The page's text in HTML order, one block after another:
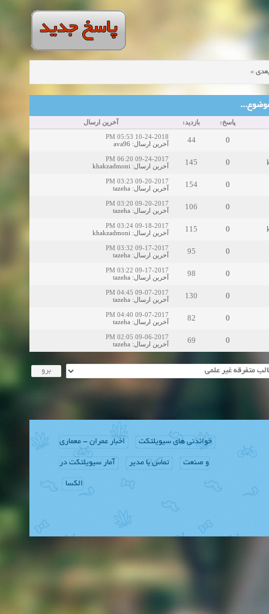
»
پاسخ: بازدید: آخرین ارسال
0
44
10-24-2018 05:53 PM
آخرین ارسال:
ava96
0
145
09-24-2017 06:20 PM
آخرین ارسال:
khakzadmoni
0
154
09-20-2017 03:23 PM
آخرین ارسال:
tazeha
0
106
09-20-2017 03:20 PM
آخرین ارسال:
tazeha
0
115
09-18-2017 03:24 PM
آخرین ارسال:
khakzadmoni
0
95
09-17-2017 03:32 PM
آخرین ارسال:
tazeha
0
98
09-17-2017 03:22 PM
آخرین ارسال:
tazeha
0
130
09-07-2017 04:45 PM
آخرین ارسال:
tazeha
0
82
09-07-2017 04:40 PM
آخرین ارسال:
tazeha
0
69
09-06-2017 02:05 PM
آخرین ارسال:
tazeha
خواندنی های سیویلتکت اخبار عمران - معماری
و صنعت تماس با مدیر آمار سیویلتکت در
الکسا